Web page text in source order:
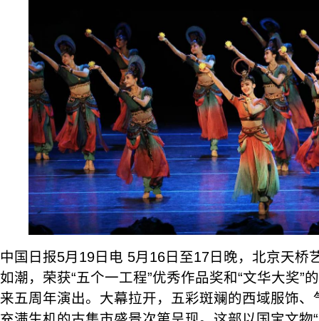
中国日报5月19日电 5月16日至17日晚，北京天桥
如潮，荣获“五个一工程”优秀作品奖和“文华大奖”
来五周年演出。大幕拉开，五彩斑斓的西域服饰